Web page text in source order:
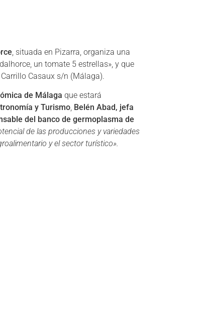
, situada en Pizarra, organiza una
un tomate 5 estrellas», y que
Carrillo Casaux s/n (Málaga).
de Málaga que estará
y Turismo, Belén Abad, jefa
del banco de germoplasma de
de las producciones y variedades
y el sector turístico».